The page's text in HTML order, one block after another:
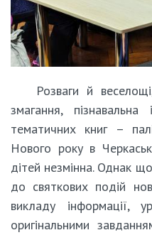
Розваги й
змагання,
тематичних книг –
Нового року в
дітей незмінна. Однак
до святкових подій
викладу інформації,
оригінальними